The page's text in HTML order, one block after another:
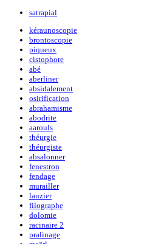
satrapial
kéraunoscopie
brontoscopie
piqueux
cistophore
abé
aberliner
absidalement
osirification
abrahamisme
abodrite
aarouls
théurgie
théurgiste
absalonner
fenestron
fendage
murailler
lauzier
filographe
dolomie
racinaire 2
pralinage